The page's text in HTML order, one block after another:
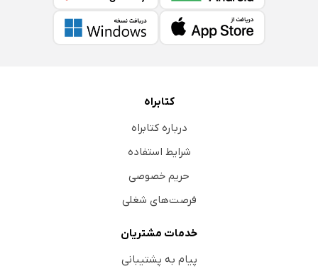
کتابراه
درباره کتابراه
شرایط استفاده
حریم خصوصی
فرصت‌های شغلی
خدمات مشتریان
پیام به پشتیبانی